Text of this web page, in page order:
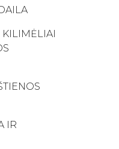
KILIMĖLIAI
IR